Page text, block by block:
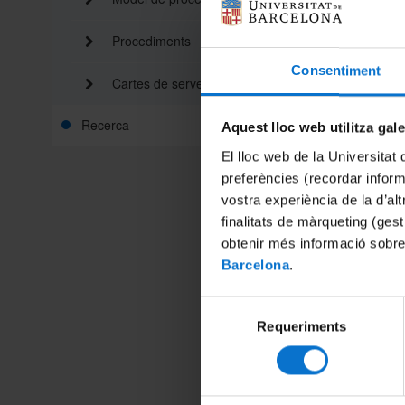
Consentiment
Aquest lloc web utilitza
El lloc web de la Universitat
preferències (recordar
vostra experiència de la
finalitats de màrqueting
obtenir més informació
Barcelona.
consentiment
Requeriments
Procediments
Cartes de serveis
Recerca
Cap
El
unitats
Estem
dades i
digital.
casa
La idea
Ja
grau i
Els